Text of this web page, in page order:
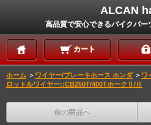
ALCAN
高品質で安心できるバイクパ
カート
ホーム ＞ ワイヤー/ブレーキホース ホンダ ＞ ワ
ロットルワイヤー::CB250T/400TホークⅡ/Ⅲ
前の商品へ